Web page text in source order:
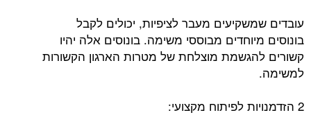
עובדים שמשקיעים מעבר לציפיות, יכולים לקבל
בונוסים מיוחדים מבוססי משימה. בונוסים אלה יהיו
קשורים להגשמת מוצלחת של מטרות הארגון הקשורות
למשימה.
2 הזדמנויות לפיתוח מקצועי: